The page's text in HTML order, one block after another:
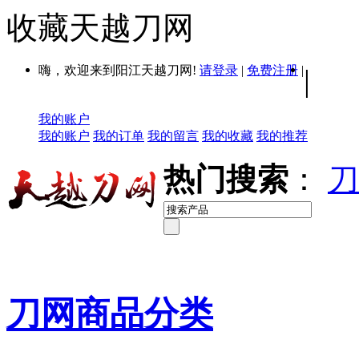
收藏天越刀网
嗨，欢迎来到阳江天越刀网! 请登录 | 免费注册 | |
我的账户
我的账户 我的订单 我的留言 我的收藏 我的推荐
热门搜索 ：
刀网商品分类